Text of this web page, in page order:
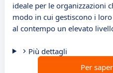
ideale per le organizzazioni
modo in cui gestiscono i
al contempo un elevato
Più dettagli
Per